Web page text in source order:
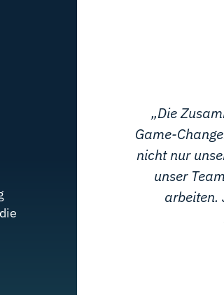
„Die
Game-
nicht nur
unser
arbeiten.